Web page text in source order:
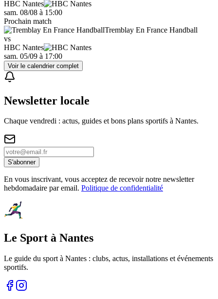
HBC Nantes
sam. 08/08 à 15:00
Prochain match
Tremblay En France Handball
vs
HBC Nantes
sam. 05/09 à 17:00
Voir le calendrier complet
Newsletter locale
Chaque vendredi : actus, guides et bons plans sportifs à Nantes.
S'abonner
En vous inscrivant, vous acceptez de recevoir notre newsletter
hebdomadaire par email. Politique de confidentialité
Le Sport à Nantes
Le guide du sport à Nantes : clubs, actus, installations et événements
sportifs.